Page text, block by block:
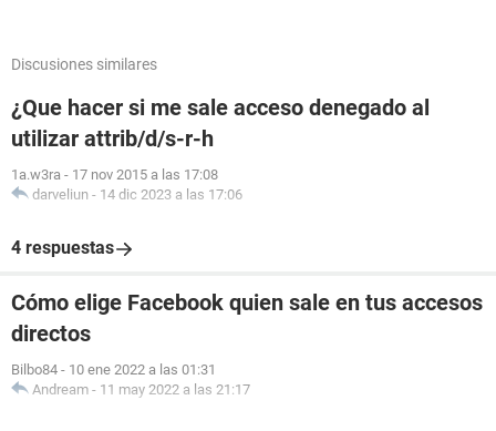
Discusiones similares
¿Que hacer si me sale acceso denegado al
utilizar attrib/d/s-r-h
1a.w3ra - 17 nov 2015 a las 17:08
darveliun - 14 dic 2023 a las 17:06
4 respuestas
Cómo elige Facebook quien sale en tus accesos
directos
Bilbo84 - 10 ene 2022 a las 01:31
Andream - 11 may 2022 a las 21:17